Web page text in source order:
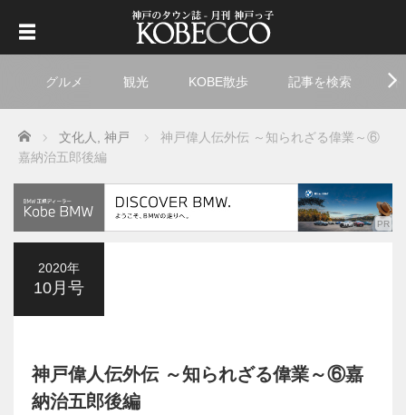
グルメ 観光 KOBE散歩 記事を検索
Home 文化人 神戸
神戸偉人伝外伝 ～知られざる偉業～⑥
嘉納治五郎後編
2020年
10月号
神戸偉人伝外伝 ～知られざる偉業～⑥嘉
納治五郎後編